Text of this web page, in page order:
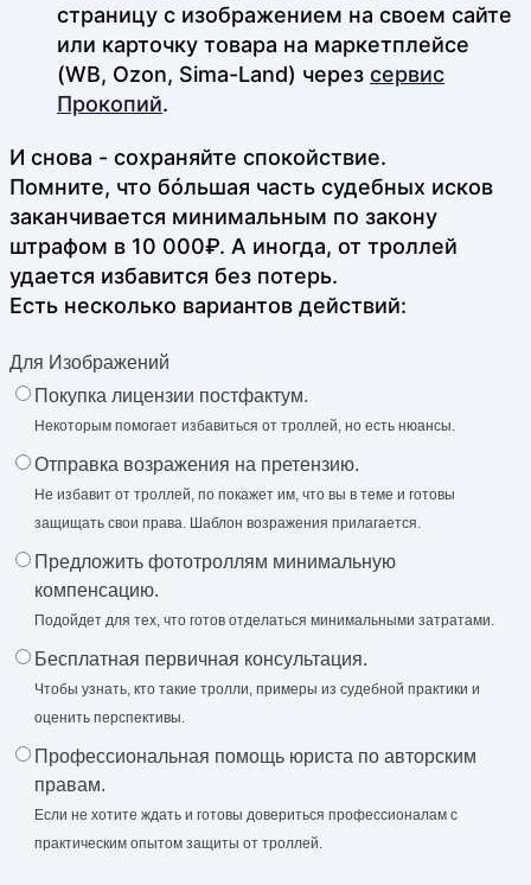
страницу с изображением на своем сайте
или карточку товара на маркетплейсе
(WB, Ozon, Sima-Land) через сервис
Прокопий.
И снова - сохраняйте спокойствие.
Помните, что бóльшая часть судебных исков
заканчивается минимальным по закону
штрафом в 10 000₽. А иногда, от троллей
удается избавится без потерь.
Есть несколько вариантов действий:
Для Изображений
Покупка лицензии постфактум.
Некоторым помогает избавиться от троллей, но есть нюансы.
Отправка возражения на претензию.
Не избавит от троллей, по покажет им, что вы в теме и готовы
защищать свои права. Шаблон возражения прилагается.
Предложить фототроллям минимальную
компенсацию.
Подойдет для тех, что готов отделаться минимальными затратами.
Бесплатная первичная консультация.
Чтобы узнать, кто такие тролли, примеры из судебной практики и
оценить перспективы.
Профессиональная помощь юриста по авторским
правам.
Если не хотите ждать и готовы довериться профессионалам с
практическим опытом защиты от троллей.